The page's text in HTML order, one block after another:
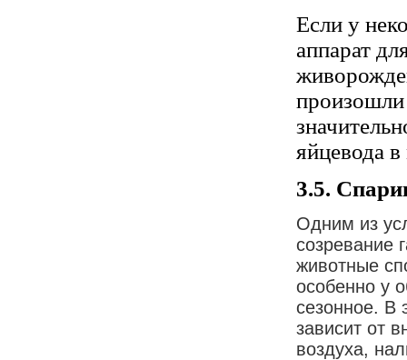
Если у
аппарат
яйцевода
3.5.
Одним из
созревание
животные
особенно у
сезонное. В
зависит от
воздуха,